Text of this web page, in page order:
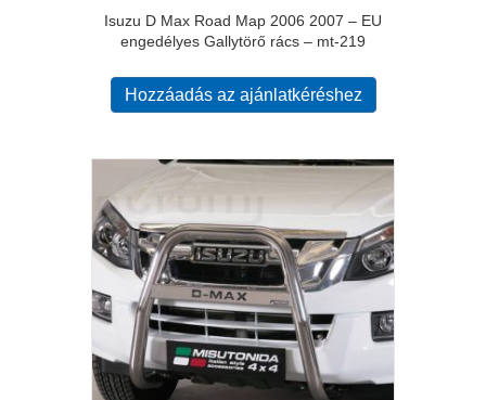
Isuzu D Max Road Map 2006 2007 – EU
engedélyes Gallytörő rács – mt-219
Hozzáadás az ajánlatkéréshez